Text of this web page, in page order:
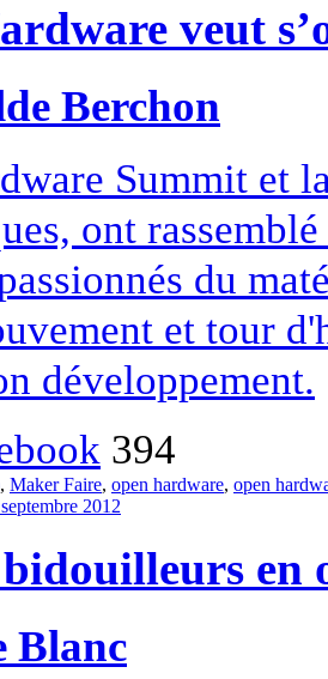
veut
Berchon
Summit et
ont
du
et tour
développement.
394
, Maker Faire, open hardware, open
2012
en
Blanc